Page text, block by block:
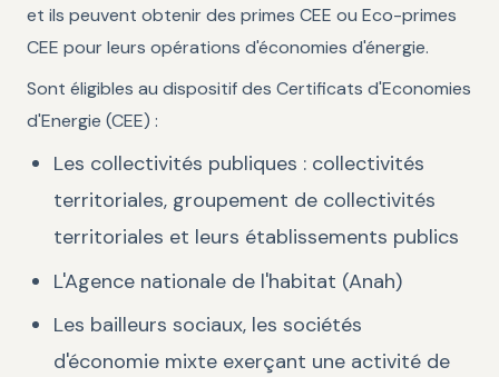
et ils peuvent obtenir des primes CEE ou Eco-primes
CEE pour leurs opérations d'économies d'énergie.
Sont éligibles au dispositif des Certificats d'Economies
d'Energie (CEE) :
Les collectivités publiques : collectivités
territoriales, groupement de collectivités
territoriales et leurs établissements publics
L'Agence nationale de l'habitat (Anah)
Les bailleurs sociaux, les sociétés
d'économie mixte exerçant une activité de